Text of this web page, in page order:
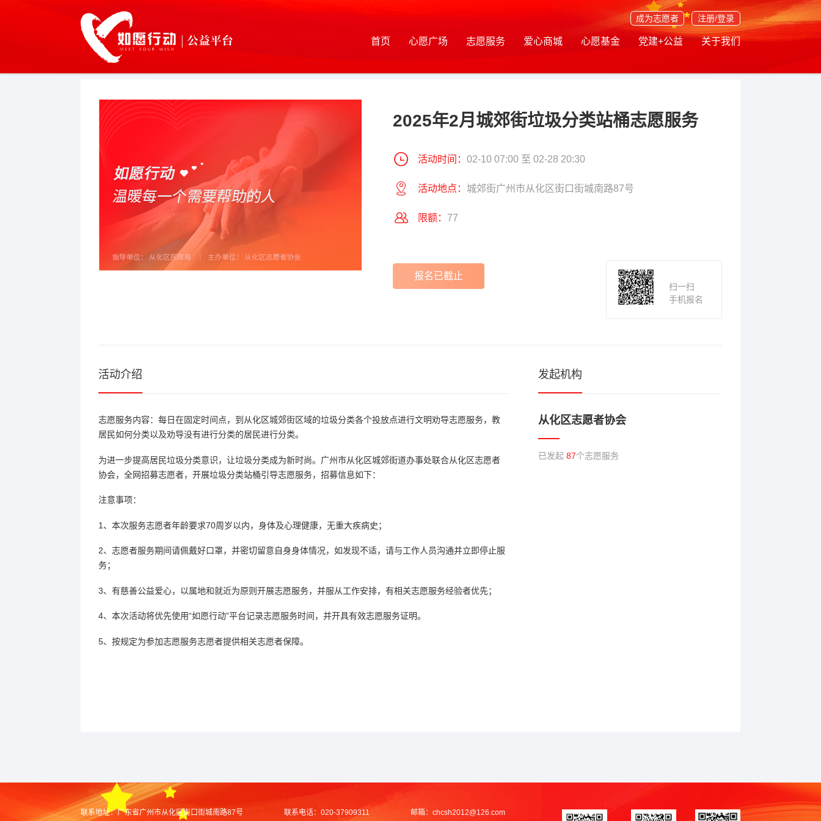
成为志愿者 注册/登录
首页 心愿广场 志愿服务 爱心商城 心愿基金 党建+公益 关于我们
2025年2月城郊街垃圾分类站桶志愿服务
活动时间： 02-10 07:00 至 02-28 20:30
活动地点： 城郊街广州市从化区街口街城南路87号
限额： 77
报名已截止
扫一扫
手机报名
活动介绍
志愿服务内容：每日在固定时间点，到从化区城郊街区域的垃圾分类各个投放点进行文明劝导志愿服务，教
居民如何分类以及劝导没有进行分类的居民进行分类。
为进一步提高居民垃圾分类意识，让垃圾分类成为新时尚。广州市从化区城郊街道办事处联合从化区志愿者
协会，全网招募志愿者，开展垃圾分类站桶引导志愿服务，招募信息如下：
注意事项：
1、本次服务志愿者年龄要求70周岁以内，身体及心理健康，无重大疾病史；
2、志愿者服务期间请佩戴好口罩，并密切留意自身身体情况，如发现不适，请与工作人员沟通并立即停止服
务；
3、有慈善公益爱心，以属地和就近为原则开展志愿服务，并服从工作安排，有相关志愿服务经验者优先；
4、本次活动将优先使用“如愿行动”平台记录志愿服务时间，并开具有效志愿服务证明。
5、按规定为参加志愿服务志愿者提供相关志愿者保障。
发起机构
从化区志愿者协会
已发起 87个志愿服务
联系地址：广东省广州市从化区街口街城南路87号 联系电话： 020-37909311 邮箱： chcsh2012@126.com